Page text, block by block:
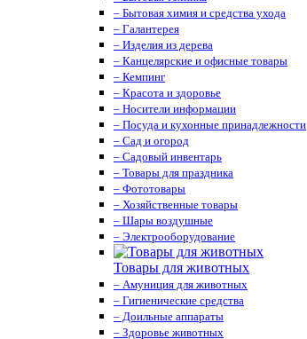
– Бытовая химия и средства ухода
– Галантерея
– Изделия из дерева
– Канцелярские и офисные товары
– Кемпинг
– Красота и здоровье
– Носители информации
– Посуда и кухонные принадлежности
– Сад и огород
– Садовый инвентарь
– Товары для праздника
– Фототовары
– Хозяйственные товары
– Шары воздушные
– Электрооборудование
Товары для животных
– Амуниция для животных
– Гигиенические средства
– Доильные аппараты
– Здоровье животных